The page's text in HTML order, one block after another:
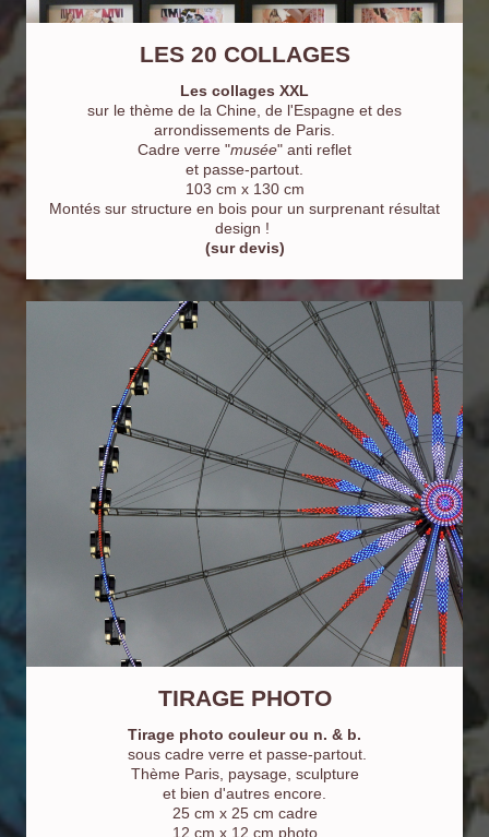
LES 20 COLLAGES
Les collages XXL
sur le thème de la Chine, de l'Espagne et des
arrondissements de Paris.
Cadre verre "musée" anti reflet
et passe-partout.
103 cm x 130 cm
Montés sur structure en bois pour un surprenant résultat
design !
(sur devis)
TIRAGE PHOTO
Tirage photo couleur ou n. & b.
sous cadre verre et passe-partout.
Thème Paris, paysage, sculpture
et bien d'autres encore.
25 cm x 25 cm cadre
12 cm x 12 cm photo